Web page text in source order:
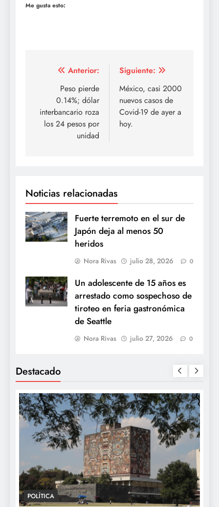
Me gusta esto:
Navegación
entradas
Anterior:
Peso pierde
0.14%; dólar
interbancario roza
los 24 pesos por
unidad
Siguiente:
México, casi 2000
nuevos casos de
Covid-19 de ayer a
hoy.
Noticias relacionadas
Fuerte terremoto en el sur de
Japón deja al menos 50
heridos
Nora Rivas julio 28, 2026 0
Un adolescente de 15 años es
arrestado como sospechoso de
tiroteo en feria gastronómica
de Seattle
Nora Rivas julio 27, 2026 0
Destacado
POLÍTICA